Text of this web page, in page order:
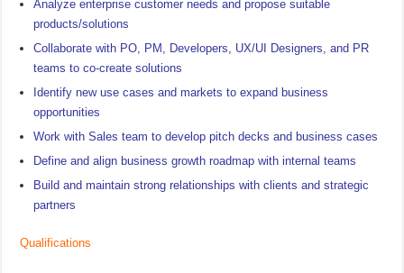
Analyze enterprise customer needs and propose suitable
products/solutions
Collaborate with PO, PM, Developers, UX/UI Designers, and PR
teams to co-create solutions
Identify new use cases and markets to expand business
opportunities
Work with Sales team to develop pitch decks and business cases
Define and align business growth roadmap with internal teams
Build and maintain strong relationships with clients and strategic
partners
Qualifications